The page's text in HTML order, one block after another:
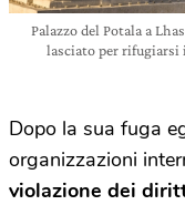
Palazzo del Potala a
lasciato per rifugiarsi
Dopo la sua fuga
organizzazioni
violazione dei